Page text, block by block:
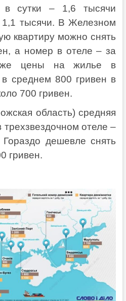
в сутки – 1,6 тысячи
1,1 тысячи. В Железном
квартиру можно снять
а номер в отеле – за
цены на жилье в
в среднем 800 гривен в
700 гривен.
область) средняя
отеле –
дешевле снять
гривен.